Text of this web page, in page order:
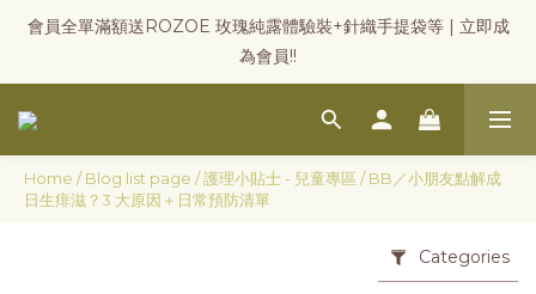
會員全單滿額送ROZOE 玫瑰純露體驗裝+針織手提袋等 | 立即成
為會員!!
Home /Blog list page /護理小貼士 - 兒童專區 /BB／小朋友點解成
日生痱滋？3 大原因＋日常預防清單
Categories